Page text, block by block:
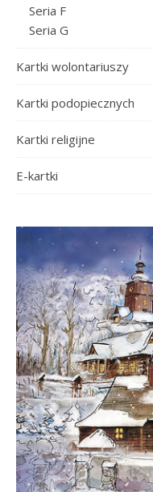
Seria F
Seria G
Kartki wolontariuszy
Kartki podopiecznych
Kartki religijne
E-kartki